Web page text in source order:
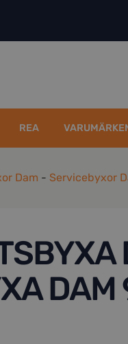
REA
Dam - Servicebyxor